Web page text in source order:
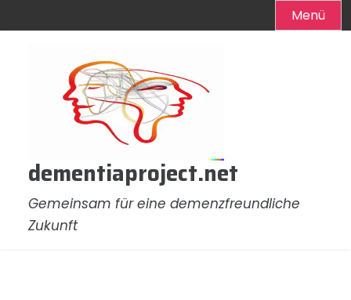
Menü
dementiaproject.net
Gemeinsam für eine demenzfreundliche
Zukunft